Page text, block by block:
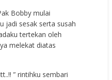
Bobby mulai
jadi sesak serta susah
tertekan oleh
melekat diatas
” rintihku sembari